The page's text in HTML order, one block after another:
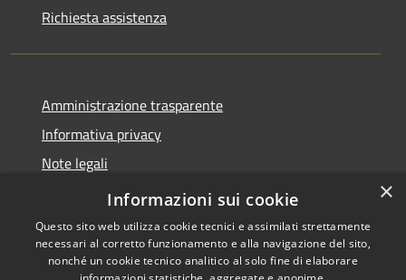
Richiesta assistenza
Amministrazione trasparente
Informativa privacy
Note legali
Dichiarazione di accessibilità
×
Informazioni sui cookie
Questo sito web utilizza cookie tecnici e assimilati strettamente
necessari al corretto funzionamento e alla navigazione del sito,
nonché un cookie tecnico analitico al solo fine di elaborare